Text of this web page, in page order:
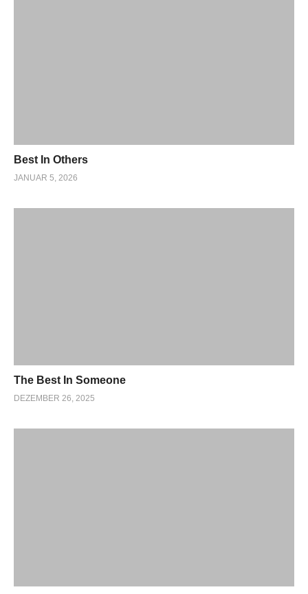
Best In Others
JANUAR 5, 2026
The Best In Someone
DEZEMBER 26, 2025